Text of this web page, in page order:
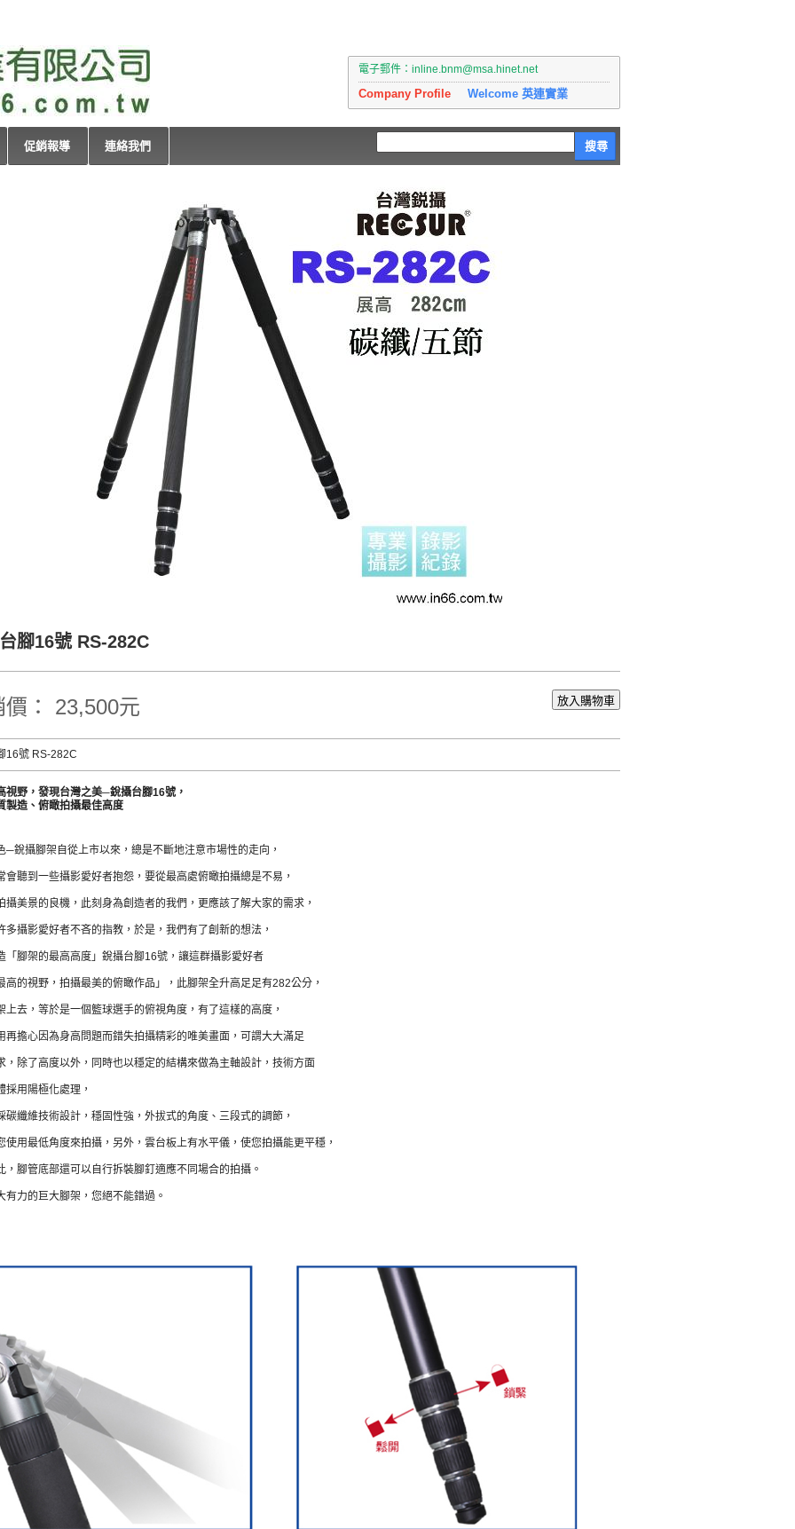
促銷報導 連絡我們 搜尋
電子郵件：inline.bnm@msa.hinet.net
Company Profile Welcome 英連實業
腳16號 RS-282C
價： 23,500元
16號 RS-282C
視野，發現台灣之美─銳攝台腳16號，
製造、俯瞰拍攝最佳高度
─銳攝腳架自從上市以來，總是不斷地注意市場性的走向，
會聽到一些攝影愛好者抱怨，要從最高處俯瞰拍攝總是不易，
攝美景的良機，此刻身為創造者的我們，更應該了解大家的需求，
多攝影愛好者不吝的指教，於是，我們有了創新的想法，
「腳架的最高高度」 銳攝台腳16號，讓這群攝影愛好者
高的視野，拍攝最美的俯瞰作品」 ， 此腳架全升高足足有282公分，
上去，等於是一個籃球選手的俯視角度，有了這樣的高度，
再擔心因為身高問題而錯失拍攝精彩的唯美畫面，可謂大大滿足
，除了高度以外，同時也以穩定的結構來做為主軸設計，技術方面
採用陽極化處理，
碳纖維技術設計，穩固性強 ，外拔式的角度、三段式的調節，
使用最低角度來拍攝，另外，雲台板上有水平儀，使您拍攝能更平穩，
，腳管底部還可以自行拆裝腳釘適應不同場合的拍攝。
有力的巨大腳架，您絕不能錯過。